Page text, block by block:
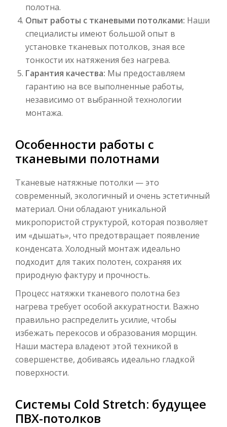
полотна.
Опыт работы с тканевыми потолками: Наши
специалисты имеют большой опыт в
установке тканевых потолков, зная все
тонкости их натяжения без нагрева.
Гарантия качества: Мы предоставляем
гарантию на все выполненные работы,
независимо от выбранной технологии
монтажа.
Особенности работы с
тканевыми полотнами
Тканевые натяжные потолки — это
современный, экологичный и очень эстетичный
материал. Они обладают уникальной
микропористой структурой, которая позволяет
им «дышать», что предотвращает появление
конденсата. Холодный монтаж идеально
подходит для таких полотен, сохраняя их
природную фактуру и прочность.
Процесс натяжки тканевого полотна без
нагрева требует особой аккуратности. Важно
правильно распределить усилие, чтобы
избежать перекосов и образования морщин.
Наши мастера владеют этой техникой в
совершенстве, добиваясь идеально гладкой
поверхности.
Системы Cold Stretch: будущее
ПВХ-потолков